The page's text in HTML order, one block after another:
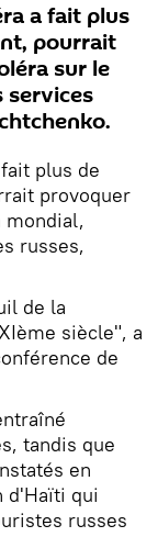
a fait plus
pourrait
sur le
services
plus de
provoquer
mondial,
russes,
de la
siècle", a
de
tandis que
en
d'Haïti qui
russes